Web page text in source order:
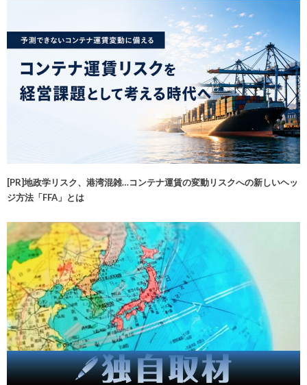
[PR]地政学リスク、港湾混雑…コンテナ運賃の変動リスクへの新しいヘッ
ジ方法「FFA」とは